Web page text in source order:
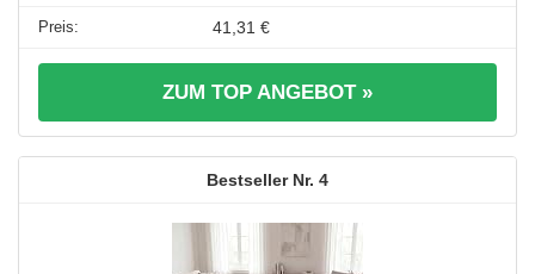
41,31 €
ZUM TOP ANGEBOT »
4